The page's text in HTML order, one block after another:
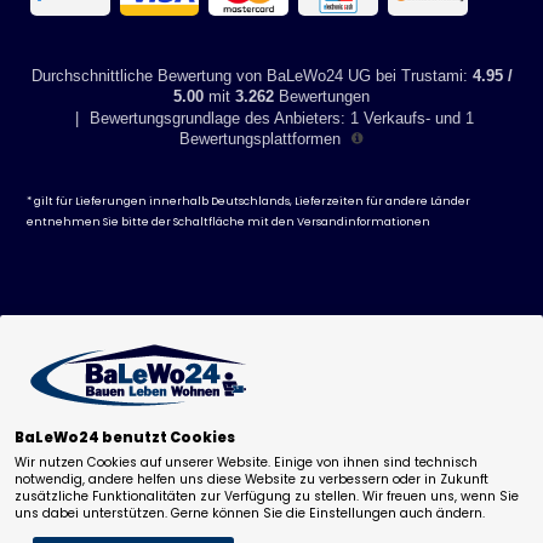
- LED Lampe 4 Stück
Bitte beachten Sie: Die Badmöbel werden in 4 Kartons versendet. Trotz
kompletter Übergabe an das Versandunternehmen können die
Packstücke nacheinander auf mehrere Tage verteilt bei Ihnen
- + 334,38€ 294,50
inkl 19% MwSt. zzgl.Versand
Deutschlandweit versandkostenfrei!
Durchschnittliche Bewertung von BaLeWo24 UG bei Trustami: 4.95 /
5.00 mit 3.262 Bewertungen
Bewertungsgrundlage des Anbieters: 1 Verkaufs- und 1
Bewertungsplattformen
* gilt für Lieferungen innerhalb Deutschlands, Lieferzeiten für andere Länder
entnehmen Sie bitte der Schaltfläche mit denVersandinformationen
BaLeWo24 benutzt Cookies
Wir nutzen Cookies auf unserer Website. Einige von ihnen sind technisch
notwendig, andere helfen uns diese Website zu verbessern oder in Zukunft
zusätzliche Funktionalitäten zur Verfügung zu stellen. Wir freuen uns, wenn Sie
uns dabei unterstützen. Gerne können Sie die Einstellungen auch ändern.